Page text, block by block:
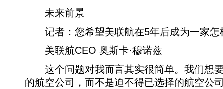
未来前景
记者：您希望美联航在5年后成为一家怎
美联航CEO 奥斯卡·穆诺兹
这个问题对我而言其实很简单。我们想
的航空公司，而不是迫不得已选择的航空公